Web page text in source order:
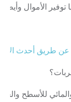
توفير الأموال وأيضا
عن طريق أحدث
للأسطح